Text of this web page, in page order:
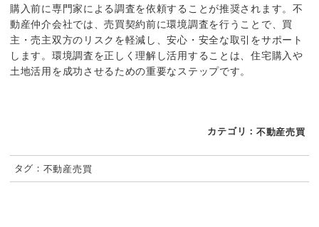
購入前に専門家による調査を依頼することが推奨されます。不
動産仲介会社では、売買契約前に環境調査を行うことで、買
主・売主双方のリスクを軽減し、安心・安全な取引をサポート
します。環境調査を正しく理解し活用することは、住宅購入や
土地活用を成功させるための重要なステップです。
カテゴリ： 不動産売買
タグ： 不動産売買